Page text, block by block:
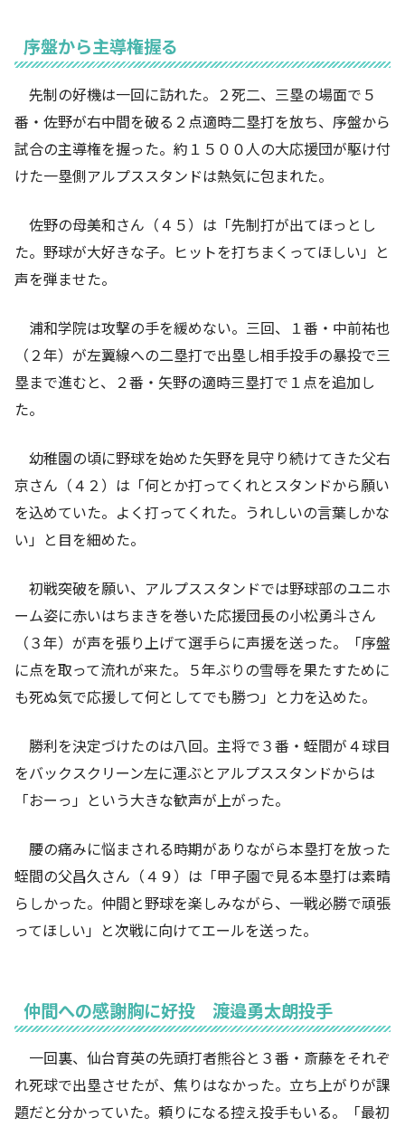
序盤から主導権握る
先制の好機は一回に訪れた。２死二、三塁の場面で５
番・佐野が右中間を破る２点適時二塁打を放ち、序盤から
試合の主導権を握った。約１５００人の大応援団が駆け付
けた一塁側アルプススタンドは熱気に包まれた。
佐野の母美和さん（４５）は「先制打が出てほっとし
た。野球が大好きな子。ヒットを打ちまくってほしい」と
声を弾ませた。
浦和学院は攻撃の手を緩めない。三回、１番・中前祐也
（２年）が左翼線への二塁打で出塁し相手投手の暴投で三
塁まで進むと、２番・矢野の適時三塁打で１点を追加し
た。
幼稚園の頃に野球を始めた矢野を見守り続けてきた父右
京さん（４２）は「何とか打ってくれとスタンドから願い
を込めていた。よく打ってくれた。うれしいの言葉しかな
い」と目を細めた。
初戦突破を願い、アルプススタンドでは野球部のユニホ
ーム姿に赤いはちまきを巻いた応援団長の小松勇斗さん
（３年）が声を張り上げて選手らに声援を送った。「序盤
に点を取って流れが来た。５年ぶりの雪辱を果たすために
も死ぬ気で応援して何としてでも勝つ」と力を込めた。
勝利を決定づけたのは八回。主将で３番・蛭間が４球目
をバックスクリーン左に運ぶとアルプススタンドからは
「おーっ」という大きな歓声が上がった。
腰の痛みに悩まされる時期がありながら本塁打を放った
蛭間の父昌久さん（４９）は「甲子園で見る本塁打は素晴
らしかった。仲間と野球を楽しみながら、一戦必勝で頑張
ってほしい」と次戦に向けてエールを送った。
仲間への感謝胸に好投 渡邉勇太朗投手
一回裏、仙台育英の先頭打者熊谷と３番・斎藤をそれぞ
れ死球で出塁させたが、焦りはなかった。立ち上がりが課
題だと分かっていた。頼りになる控え投手もいる。「最初